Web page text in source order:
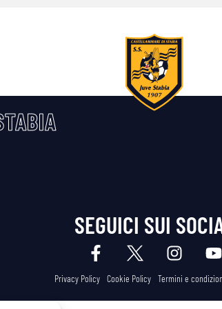
SEGUICI SUI
Privacy Policy Cookie Policy Termini e